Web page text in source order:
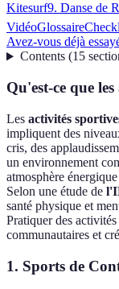
Kitesurf9. Danse de
VidéoGlossaire
Avez-vous déjà
Contents(15
Qu'est-ce que
Les activités
impliquent des
cris, des
un environnement
atmosphère
Selon une étude de
santé physique et
Pratiquer des
communautaires et
1. Sports de